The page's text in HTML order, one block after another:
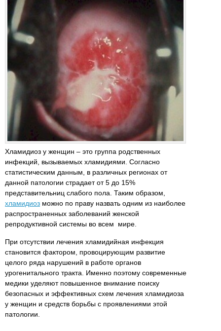
Хламидиоз у женщин – это группа родственных
инфекций, вызываемых хламидиями. Согласно
статистическим данным, в различных регионах от
данной патологии страдает от 5 до 15%
представительниц слабого пола. Таким образом,
хламидиоз можно по праву назвать одним из наиболее
распространенных заболеваний женской
репродуктивной системы во всем мире.
При отсутствии лечения хламидийная инфекция
становится фактором, провоцирующим развитие
целого ряда нарушений в работе органов
урогенитального тракта. Именно поэтому современные
медики уделяют повышенное внимание поиску
безопасных и эффективных схем лечения хламидиоза
у женщин и средств борьбы с проявлениями этой
патологии.